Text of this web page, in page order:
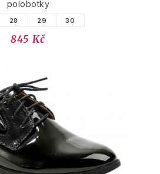
polobotky
28 29 30
845 Kč